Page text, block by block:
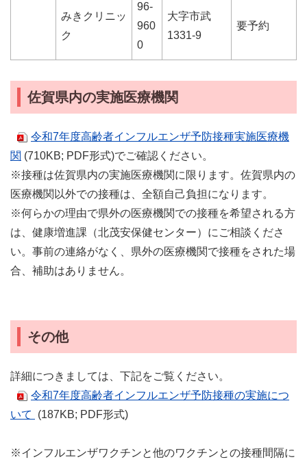
みきクリニッ
ク
96-
960
0
大字市武
1331-9
要予約
佐賀県内の実施医療機関
令和7年度高齢者インフルエンザ予防接種実施医療機
関 (710KB; PDF形式)でご確認ください。
※接種は佐賀県内の実施医療機関に限ります。佐賀県内の
医療機関以外での接種は、全額自己負担になります。
※何らかの理由で県外の医療機関での接種を希望される方
は、健康増進課（北茂安保健センター）にご相談くださ
い。事前の連絡がなく、県外の医療機関で接種をされた場
合、補助はありません。
その他
詳細につきましては、下記をご覧ください。
令和7年度高齢者インフルエンザ予防接種の実施につ
いて
(187KB; PDF形式)
※インフルエンザワクチンと他のワクチンとの接種間隔に